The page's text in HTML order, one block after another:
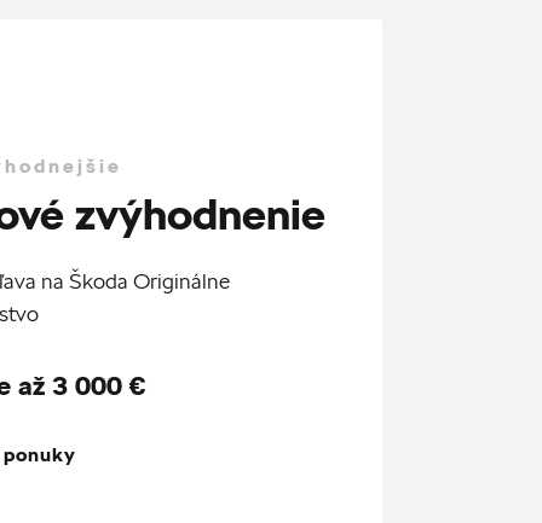
zvýhodnenie
na Škoda Originálne
až 3 000 €